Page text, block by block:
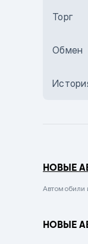
Торг
Обмен
НОВЫЕ
Автомобили
НОВЫЕ